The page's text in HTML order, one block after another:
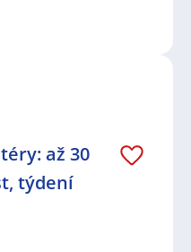
až 30
týdení